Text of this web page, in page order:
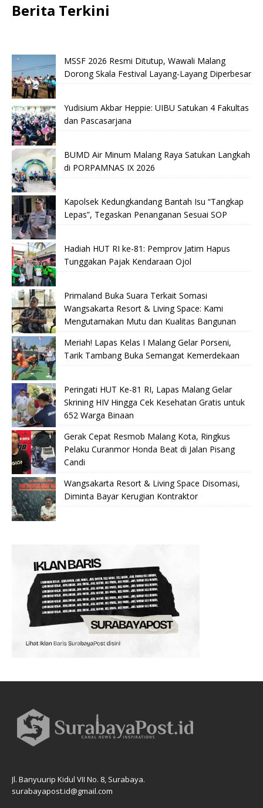
Berita Terkini
MSSF 2026 Resmi Ditutup, Wawali Malang
Dorong Skala Festival Layang-Layang Diperbesar
Yudisium Akbar Heppie: UIBU Satukan 4 Fakultas
dan Pascasarjana
BUMD Air Minum Malang Raya Satukan Langkah
di PORPAMNAS IX 2026
Kapolsek Kedungkandang Bantah Isu “Tangkap
Lepas”, Tegaskan Penanganan Sesuai SOP
Hadiah HUT RI ke-81: Pemprov Jatim Hapus
Tunggakan Pajak Kendaraan Ojol
Primaland Buka Suara Terkait Somasi
Wangsakarta Resort & Living Space: Kami
Mengutamakan Mutu dan Kualitas Bangunan
Meriah! Lapas Kelas I Malang Gelar Porseni,
Tarik Tambang Buka Semangat Kemerdekaan
Peringati HUT Ke-81 RI, Lapas Malang Gelar
Skrining HIV Hingga Cek Kesehatan Gratis untuk
652 Warga Binaan
Gerak Cepat Resmob Malang Kota, Ringkus
Pelaku Curanmor Honda Beat di Jalan Pisang
Candi
Wangsakarta Resort & Living Space Disomasi,
Diminta Bayar Kerugian Kontraktor
Jl. Banyuurip Kidul VII No. 8, Surabaya.
surabayapost.id@gmail.com